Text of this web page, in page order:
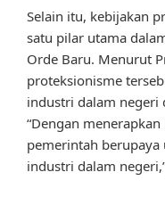
Selain itu, kebijakan
satu pilar utama
Orde Baru. Menurut
proteksionisme
industri dalam negeri
“Dengan
pemerintah
industri dalam